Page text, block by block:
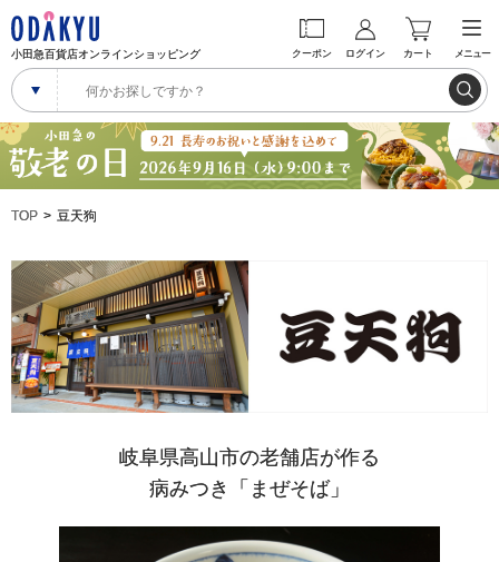
小田急百貨店オンラインショッピング クーポン ログイン カート メニュー
TOP 豆天狗
岐阜県高山市の老舗店が作る
病みつき「まぜそば」